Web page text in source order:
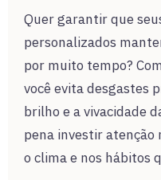
Quer garantir que
personalizados
por muito tempo?
você evita desgastes
brilho e a vivacidade
pena investir
o clima e nos hábitos